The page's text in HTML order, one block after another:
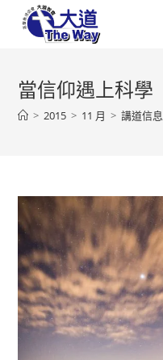
當信仰遇上科學
> 2015 > 11 月 > 講道信息